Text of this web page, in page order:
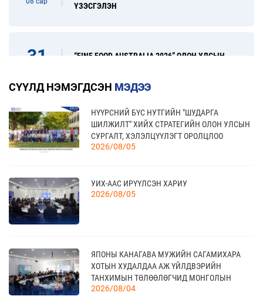
ҮЗЭСГЭЛЭН
31
“FINE FOOD AUSTRALIA 2026” ОЛОН УЛСЫН
17
09 сар
“УЛААНБААТАР ТҮНШЛЭЛ 2026” ХҮНСНИЙ
САЛБАРЫН ОЛОН УЛСЫН ҮЗЭСГЭЛЭН
18
09 сар
МОНГОЛЫН АРБИТРЫН ӨДӨР - 2026
20
09 сар
КАНАД УЛС - ТОРОНТО ХОТЫН БИЗНЕС АЯЛАЛ
СҮҮЛД НЭМЭГДСЭН МЭДЭЭ
НҮҮРСНИЙ БҮС НУТГИЙН "ШУДАРГА
ШИЛЖИЛТ" ХИЙХ СТРАТЕГИЙН ОЛОН УЛСЫН
СУРГАЛТ, ХЭЛЭЛЦҮҮЛЭГТ ОРОЛЦЛОО
2026/08/05
УИХ-ААС ИРҮҮЛСЭН ХАРИУ
2026/08/05
ЯПОНЫ КАНАГАВА МУЖИЙН САГАМИХАРА
ХОТЫН ХУДАЛДАА АЖ ҮЙЛДВЭРИЙН
ТАНХИМЫН ТӨЛӨӨЛӨГЧИД МОНГОЛЫН
ҮНДЭСНИЙ ХУДАЛДАА АЖ ҮЙЛДВЭРИЙН
2026/08/04